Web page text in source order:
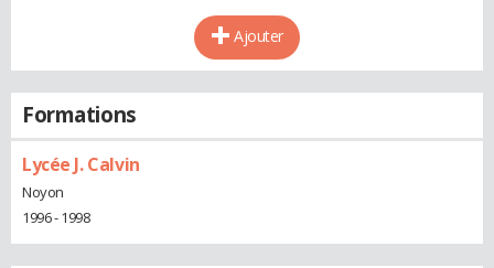
Ajouter
Formations
Lycée J. Calvin
Noyon
1996 - 1998